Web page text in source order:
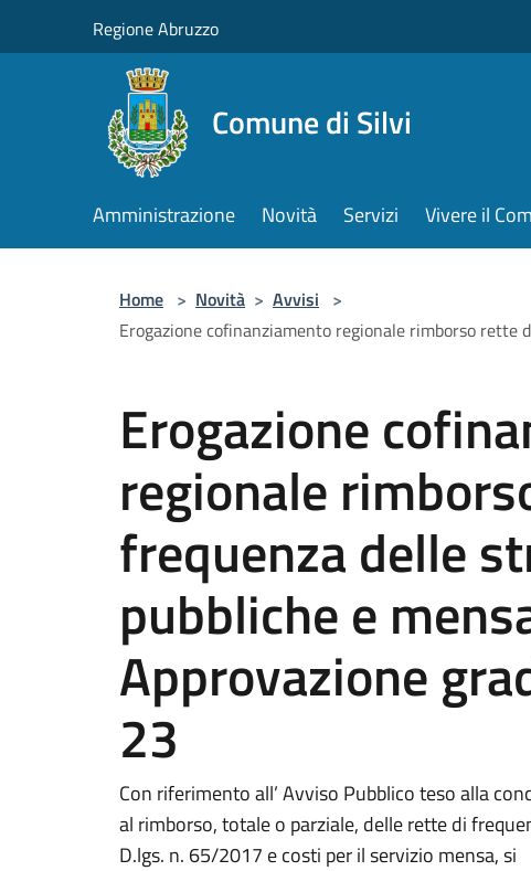
Regione Abruzzo
Comune di Silvi
Amministrazione Novità Servizi Vivere il
Home > Novità > Avvisi >
Erogazione cofinanziamento regionale rimborso
Erogazione
regionale
frequenza delle
pubbliche e
Approvazione
23
Con riferimento all’ Avviso Pubblico teso alla
al rimborso, totale o parziale, delle rette di
D.lgs. n. 65/2017 e costi per il servizio mensa, si